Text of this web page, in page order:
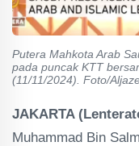
Putera Mahkota Arab
pada puncak KTT
(11/11/2024). Foto/
JAKARTA
Muhammad Bin